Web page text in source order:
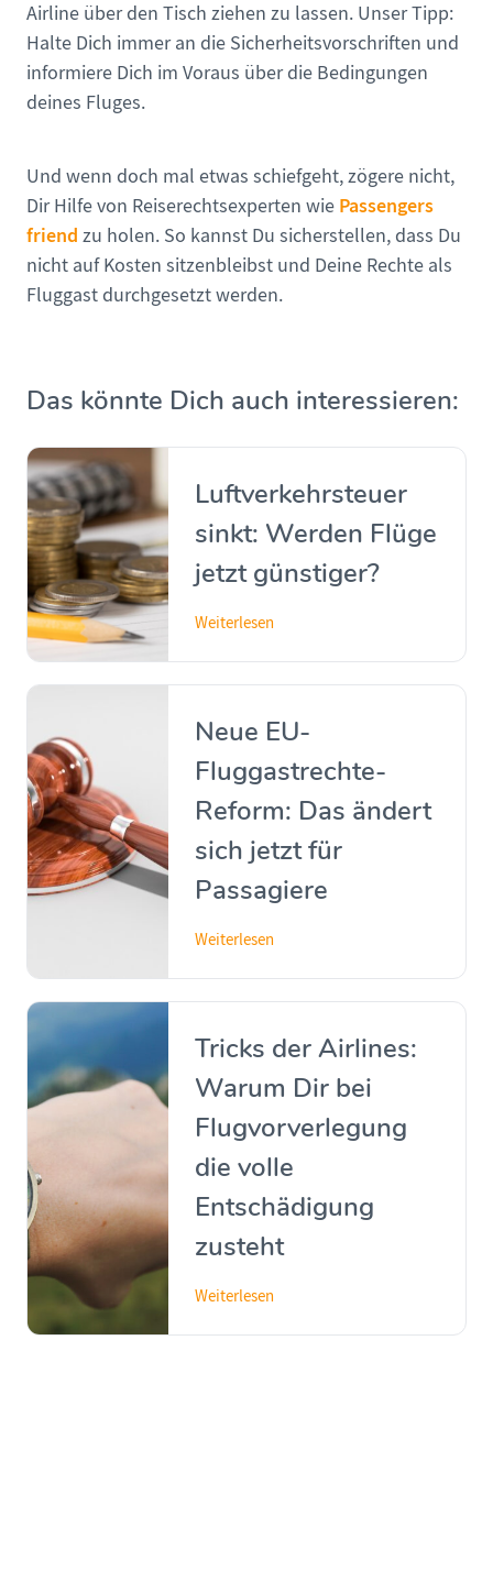
Airline über den Tisch ziehen zu lassen. Unser Tipp:
Halte Dich immer an die Sicherheitsvorschriften und
informiere Dich im Voraus über die Bedingungen
deines Fluges.
Und wenn doch mal etwas schiefgeht, zögere nicht,
Dir Hilfe von Reiserechtsexperten wie Passengers
friend zu holen. So kannst Du sicherstellen, dass Du
nicht auf Kosten sitzenbleibst und Deine Rechte als
Fluggast durchgesetzt werden.
Das könnte Dich auch interessieren:
Luftverkehrsteuer
sinkt: Werden Flüge
jetzt günstiger?
Weiterlesen
Neue EU-
Fluggastrechte-
Reform: Das ändert
sich jetzt für
Passagiere
Weiterlesen
Tricks der Airlines:
Warum Dir bei
Flugvorverlegung
die volle
Entschädigung
zusteht
Weiterlesen